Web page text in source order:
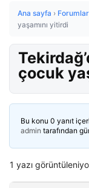
Ana sayfa › Forumlar
yaşamını yitirdi
çocuk
Bu konu 0 yanıt
admin tarafından
1 yazı